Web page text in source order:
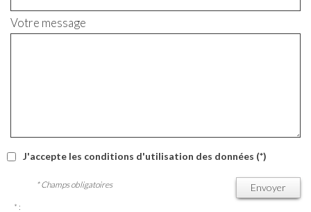
Votre message
J'accepte les conditions d'utilisation des données (*)
Envoyer
* Champs obligatoires
* :